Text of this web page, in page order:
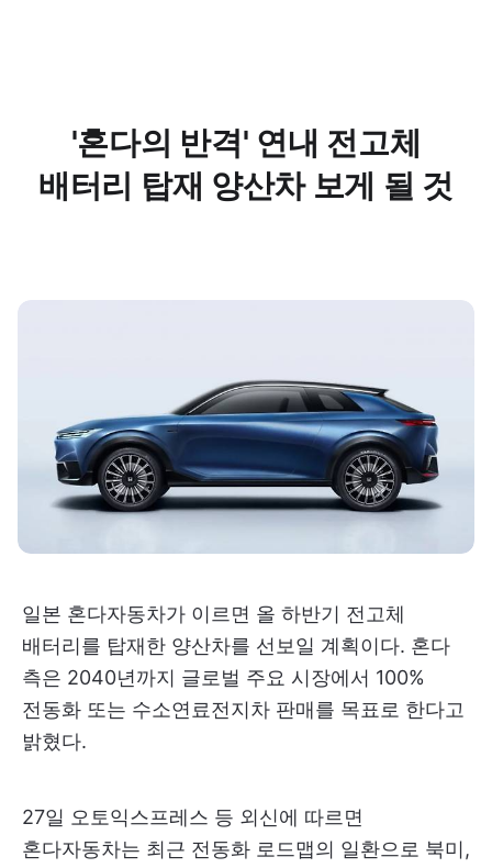
'혼다의 반격' 연내 전고체
배터리 탑재 양산차 보게 될 것
일본 혼다자동차가 이르면 올 하반기 전고체
배터리를 탑재한 양산차를 선보일 계획이다. 혼다
측은 2040년까지 글로벌 주요 시장에서 100%
전동화 또는 수소연료전지차 판매를 목표로 한다고
밝혔다.
27일 오토익스프레스 등 외신에 따르면
혼다자동차는 최근 전동화 로드맵의 일환으로 북미,